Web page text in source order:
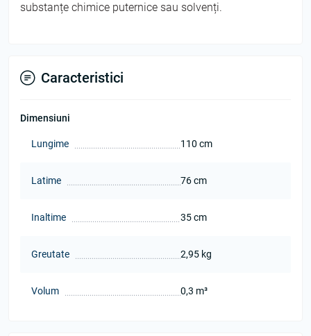
substanțe chimice puternice sau solvenți.
Caracteristici
Dimensiuni
Lungime 110 cm
Latime 76 cm
Inaltime 35 cm
Greutate 2,95 kg
Volum 0,3 m³